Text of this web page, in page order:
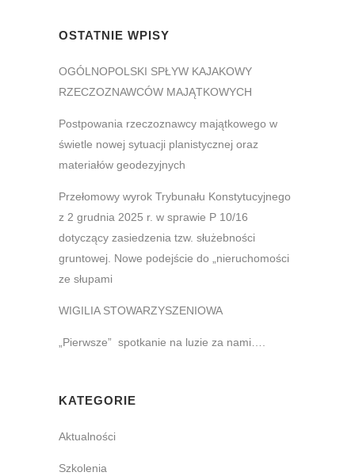
OSTATNIE WPISY
OGÓLNOPOLSKI SPŁYW KAJAKOWY
RZECZOZNAWCÓW MAJĄTKOWYCH
Postpowania rzeczoznawcy majątkowego w
świetle nowej sytuacji planistycznej oraz
materiałów geodezyjnych
Przełomowy wyrok Trybunału Konstytucyjnego
z 2 grudnia 2025 r. w sprawie P 10/16
dotyczący zasiedzenia tzw. służebności
gruntowej. Nowe podejście do „nieruchomości
ze słupami
WIGILIA STOWARZYSZENIOWA
„Pierwsze” spotkanie na luzie za nami….
KATEGORIE
Aktualności
Szkolenia